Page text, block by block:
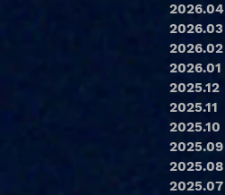
2026.04
2026.03
2026.02
2026.01
2025.12
2025.11
2025.10
2025.09
2025.08
2025.07